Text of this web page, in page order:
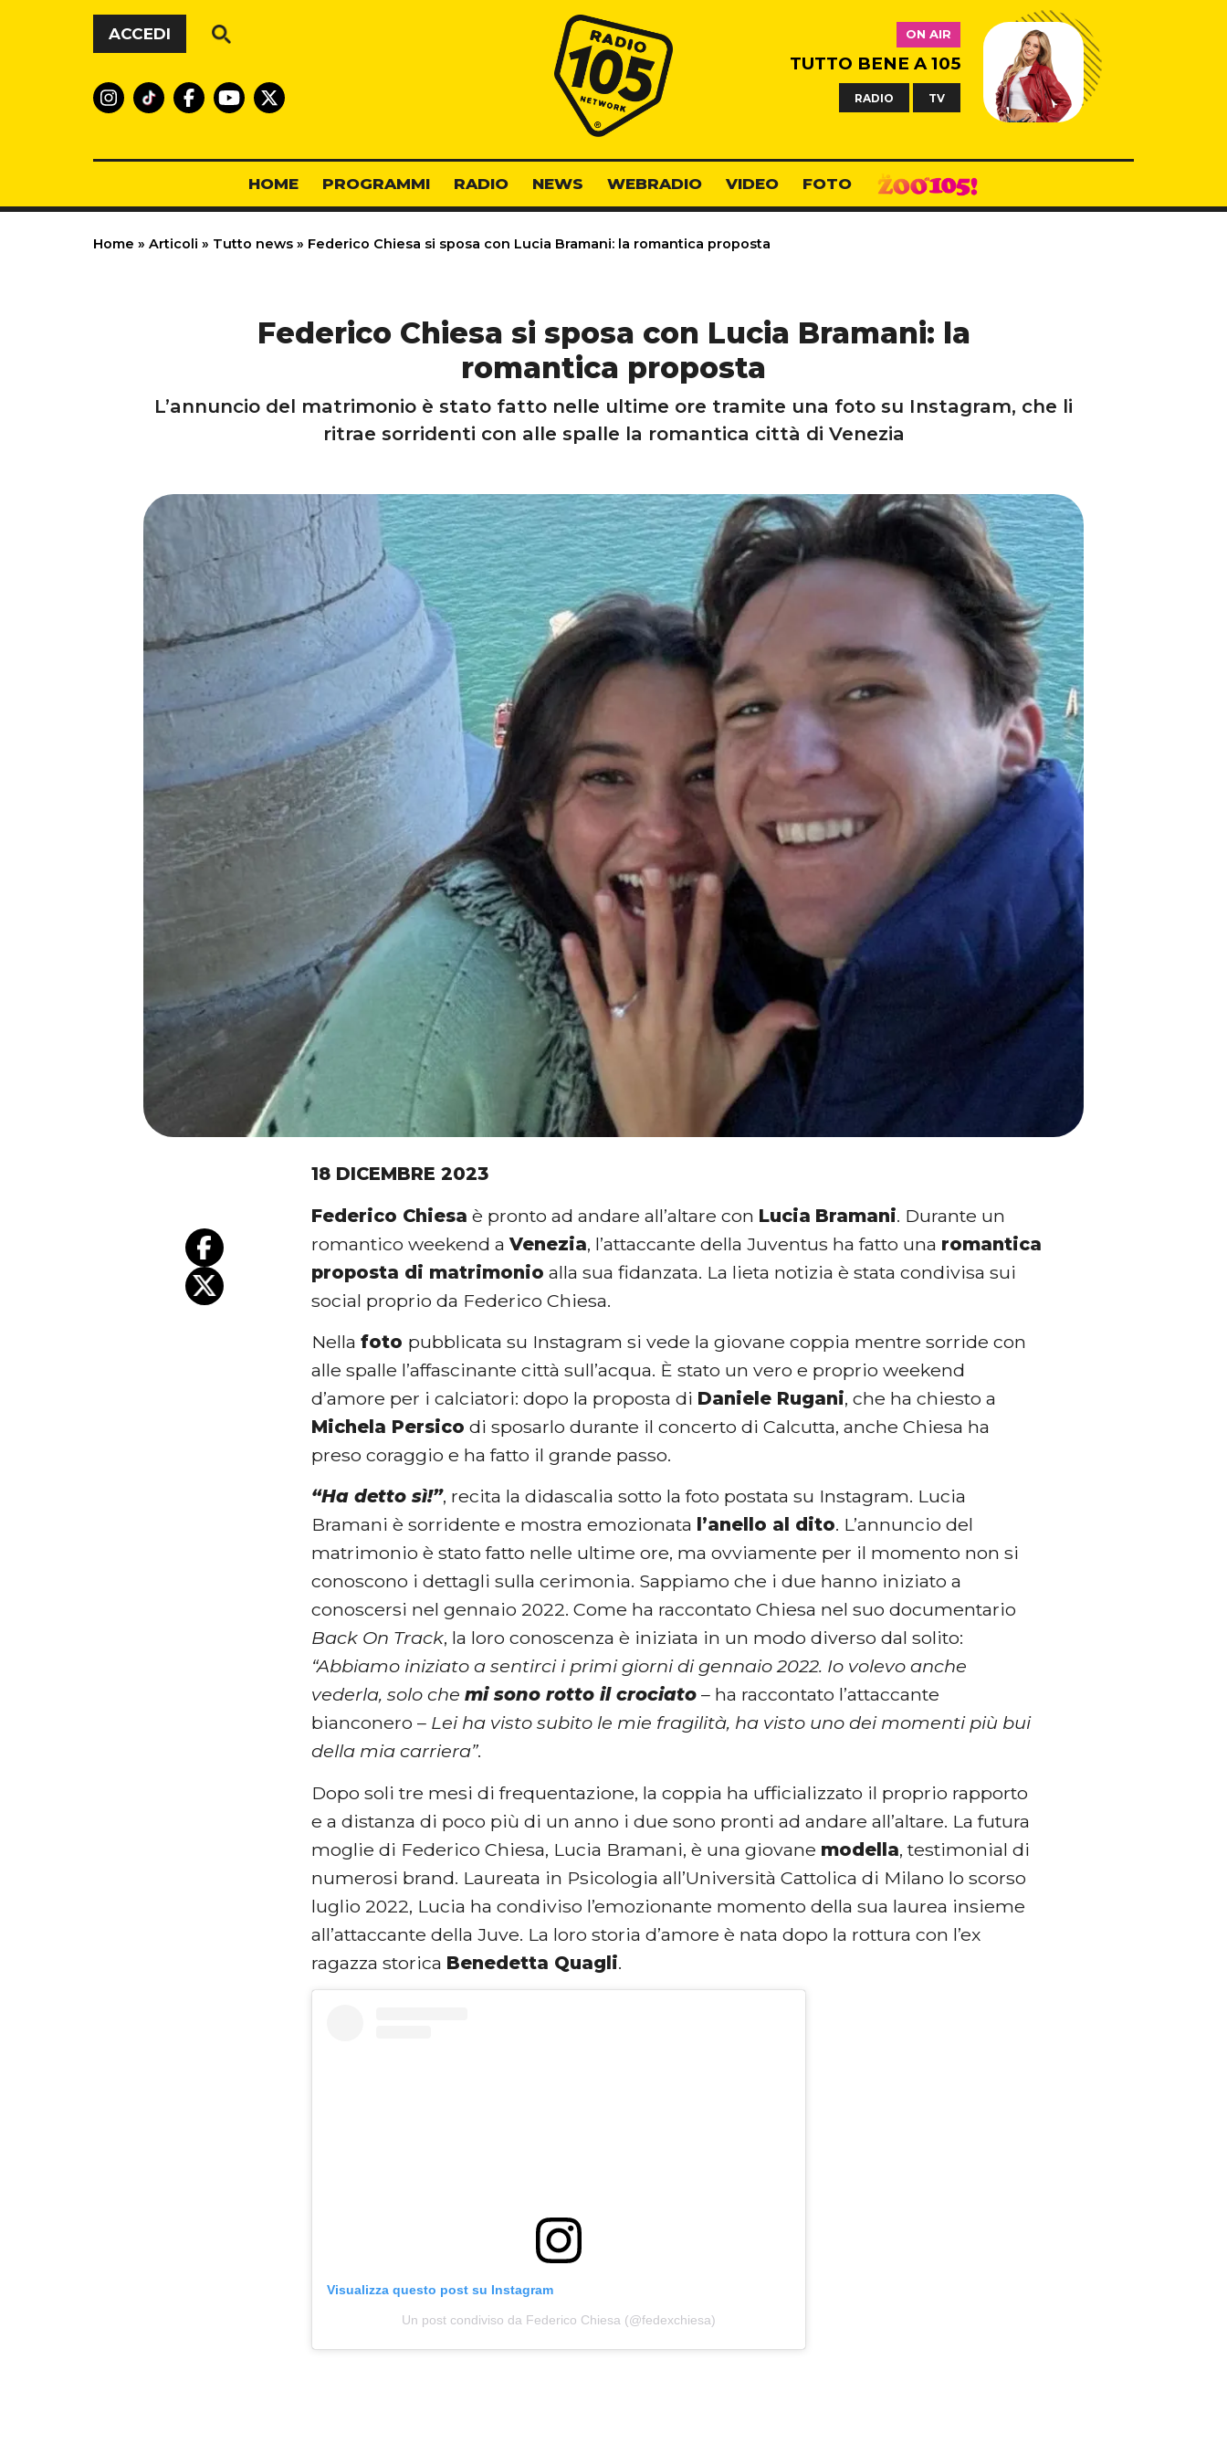
Vai al contenuto
ACCEDI
Radio 105
ON AIR
TUTTO BENE A 105
RADIO TV
HOME PROGRAMMI RADIO NEWS WEBRADIO VIDEO FOTO
Home » Articoli » Tutto news » Federico Chiesa si sposa con Lucia Bramani: la romantica proposta
Federico Chiesa si sposa con Lucia Bramani: la
romantica proposta
L’annuncio del matrimonio è stato fatto nelle ultime ore tramite una foto su Instagram, che li
ritrae sorridenti con alle spalle la romantica città di Venezia
18 DICEMBRE 2023
Federico Chiesa è pronto ad andare all’altare con Lucia Bramani. Durante un
romantico weekend aVenezia, l’attaccante della Juventus ha fatto una romantica
proposta di matrimonio alla sua fidanzata. La lieta notizia è stata condivisa sui
social proprio da Federico Chiesa.
Nellafoto pubblicata su Instagram si vede la giovane coppia mentre sorride con
alle spalle l’affascinante città sull’acqua. È stato un vero e proprio weekend
d’amore per i calciatori: dopo la proposta di Daniele Rugani, che ha chiesto a
Michela Persico di sposarlo durante il concerto di Calcutta, anche Chiesa ha
preso coraggio e ha fatto il grande passo.
“Ha detto sì!”, recita la didascalia sotto la foto postata su Instagram. Lucia
Bramani è sorridente e mostra emozionata l’anello al dito. L’annuncio del
matrimonio è stato fatto nelle ultime ore, ma ovviamente per il momento non si
conoscono i dettagli sulla cerimonia. Sappiamo che i due hanno iniziato a
conoscersi nel gennaio 2022. Come ha raccontato Chiesa nel suo documentario
Back On Track, la loro conoscenza è iniziata in un modo diverso dal solito:
“Abbiamo iniziato a sentirci i primi giorni di gennaio 2022. Io volevo anche
vederla, solo chemi sono rotto il crociato – ha raccontato l’attaccante
bianconero – Lei ha visto subito le mie fragilità, ha visto uno dei momenti più bui
della mia carriera”.
Dopo soli tre mesi di frequentazione, la coppia ha ufficializzato il proprio rapporto
e a distanza di poco più di un anno i due sono pronti ad andare all’altare. La futura
moglie di Federico Chiesa, Lucia Bramani, è una giovane modella, testimonial di
numerosi brand. Laureata in Psicologia all’Università Cattolica di Milano lo scorso
luglio 2022, Lucia ha condiviso l’emozionante momento della sua laurea insieme
all’attaccante della Juve. La loro storia d’amore è nata dopo la rottura con l’ex
ragazza storica Benedetta Quagli.
Visualizza questo post su Instagram
Un post condiviso da Federico Chiesa (@fedexchiesa)